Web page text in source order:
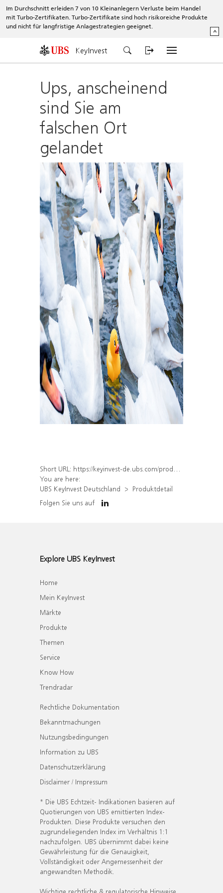
Im Durchschnitt erleiden 7 von 10 Kleinanlegern Verluste beim Handel
mit Turbo-Zertifikaten. Turbo-Zertifikate sind hoch risikoreiche Produkte
und nicht für langfristige Anlagestrategien geeignet.
^
KeyInvest
Ups, anscheinend
sind Sie am
falschen Ort
gelandet
Short URL: https://keyinvest-de.ubs.com/produkt/detail/index/isin/DE000WA5PK60
You are here:
UBS KeyInvest Deutschland
Produktdetail
Folgen Sie uns auf
Explore UBS KeyInvest
Home
Mein KeyInvest
Märkte
Produkte
Themen
Service
Know How
Trendradar
Rechtliche Dokumentation
Bekanntmachungen
Nutzungsbedingungen
Information zu UBS
Datenschutzerklärung
Disclaimer / Impressum
* Die UBS Echtzeit- Indikationen basieren auf
Quotierungen von UBS emittierten Index-
Produkten. Diese Produkte versuchen den
zugrundeliegenden Index im Verhältnis 1:1
nachzufolgen. UBS übernimmt dabei keine
Gewährleistung für die Genauigkeit,
Vollständigkeit oder Angemessenheit der
angewandten Methodik.